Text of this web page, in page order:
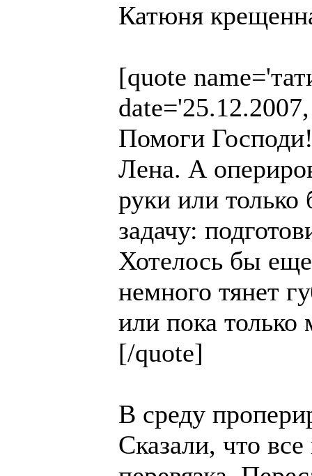
Катюня
[quote
Помоги
Лена. А
руки или
задачу:
Хотелось бы
немного тянет
или пока только
[/quote]
В среду
Сказали, что